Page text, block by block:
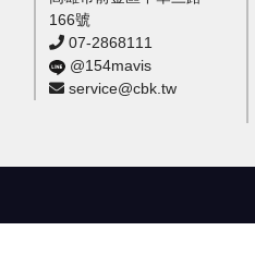
166號
07-2868111
@154mavis
service@cbk.tw